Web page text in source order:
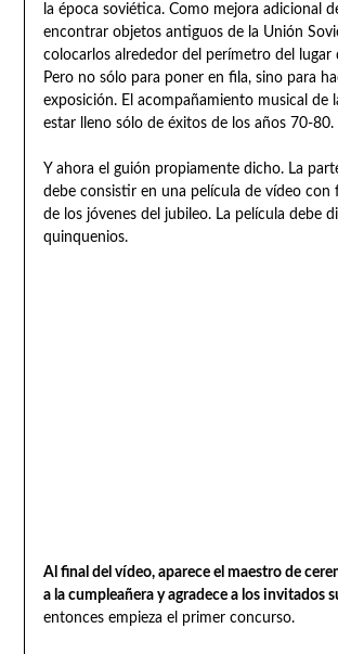
la época soviética. Como mejora adicional
encontrar objetos antiguos de la Unión
colocarlos alrededor del perímetro del lugar
Pero no sólo para poner en fila, sino para
exposición. El acompañamiento musical de
estar lleno sólo de éxitos de los años 70-80.
Y ahora el guión propiamente dicho. La
debe consistir en una película de vídeo con
de los jóvenes del jubileo. La película debe
quinquenios.
Al final del vídeo, aparece el maestro de
a la cumpleañera y agradece a los invitados
entonces empieza el primer concurso.